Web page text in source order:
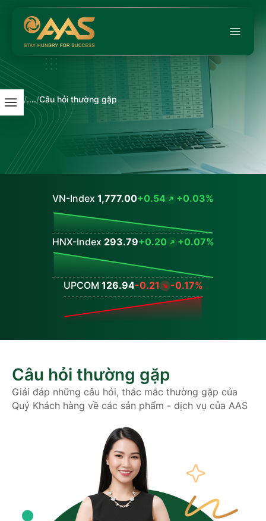
/..../Câu hỏi thường gặp
VN-Index 1,777.00+0.54 +0.03%
HNX-Index 293.79+0.20 +0.07%
UPCOM 126.94-0.21 -0.17%
Câu hỏi thường gặp
Giải đáp những câu hỏi, thắc mắc thường gặp của
Quý Khách hàng về các sản phẩm - dịch vụ của AAS